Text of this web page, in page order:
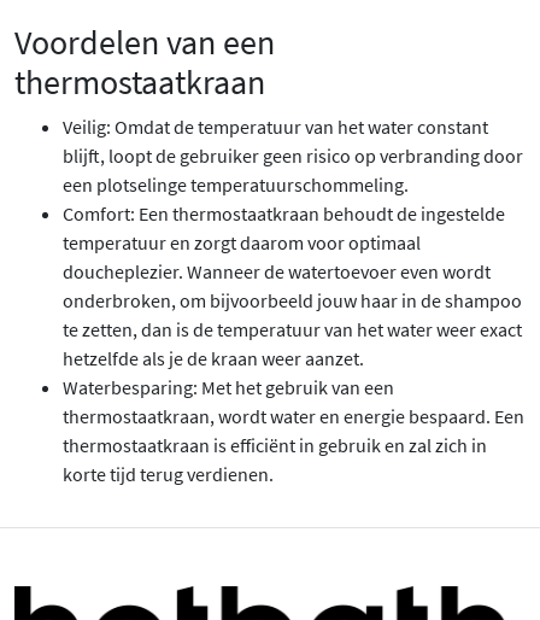
Voordelen van een
thermostaatkraan
Veilig: Omdat de temperatuur van het water constant
blijft, loopt de gebruiker geen risico op verbranding door
een plotselinge temperatuurschommeling.
Comfort: Een thermostaatkraan behoudt de ingestelde
temperatuur en zorgt daarom voor optimaal
doucheplezier. Wanneer de watertoevoer even wordt
onderbroken, om bijvoorbeeld jouw haar in de shampoo
te zetten, dan is de temperatuur van het water weer exact
hetzelfde als je de kraan weer aanzet.
Waterbesparing: Met het gebruik van een
thermostaatkraan, wordt water en energie bespaard. Een
thermostaatkraan is efficiënt in gebruik en zal zich in
korte tijd terug verdienen.